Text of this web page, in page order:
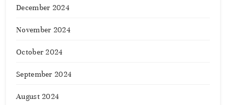
December 2024
November 2024
October 2024
September 2024
August 2024